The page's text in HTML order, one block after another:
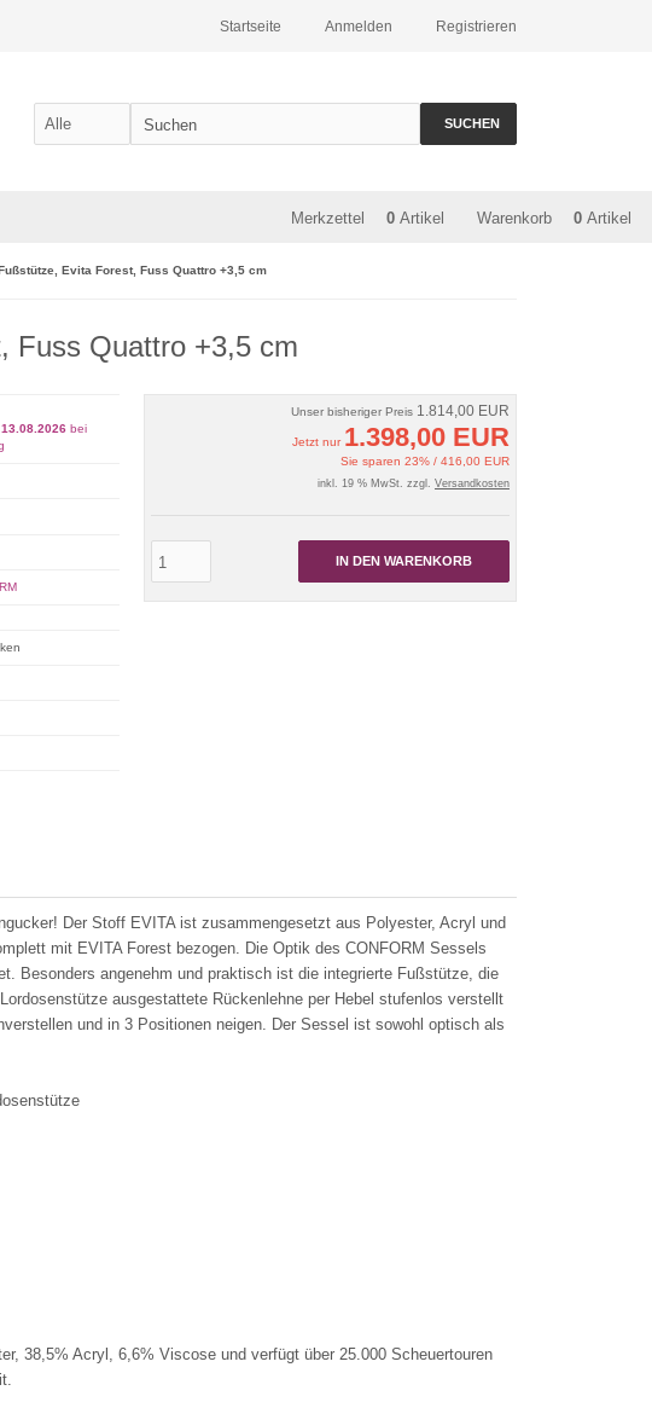
Registrieren
Anmelden
Startseite
SUCHEN
Warenkorb 0 Artikel
Merkzettel 0 Artikel
Evita Forest, Fuss Quattro +3,5 cm
Fuss Quattro +3,5 cm
Unser bisheriger Preis 1.814,00 EUR
Jetzt nur 1.398,00 EUR
Sie sparen 23% / 416,00 EUR
inkl. 19 % MwSt. zzgl. Versandkosten
IN DEN WARENKORB
13.08.2026bei
Der Stoff EVITA ist zusammengesetzt aus Polyester, Acryl und
mit EVITA Forest bezogen. Die Optik des CONFORM Sessels
Besonders angenehm und praktisch ist die integrierte Fußstütze, die
ausgestattete Rückenlehne per Hebel stufenlos verstellt
und in 3 Positionen neigen. Der Sessel ist sowohl optisch als
38,5% Acryl, 6,6% Viscose und verfügt über 25.000 Scheuertouren